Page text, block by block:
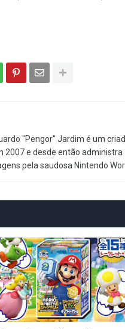
"Pengor" Jardim é um
2007 e desde então
pela saudosa Nintendo